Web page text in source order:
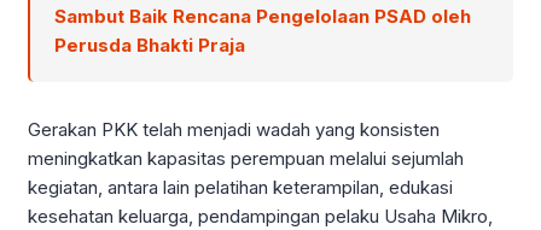
Sambut Baik Rencana Pengelolaan PSAD oleh
Perusda Bhakti Praja
Gerakan PKK telah menjadi wadah yang konsisten
meningkatkan kapasitas perempuan melalui sejumlah
kegiatan, antara lain pelatihan keterampilan, edukasi
kesehatan keluarga, pendampingan pelaku Usaha Mikro,